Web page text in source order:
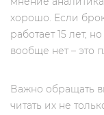
хорошо. Если
работает 15 лет,
вообще нет – это
Важно обращать
читать их не